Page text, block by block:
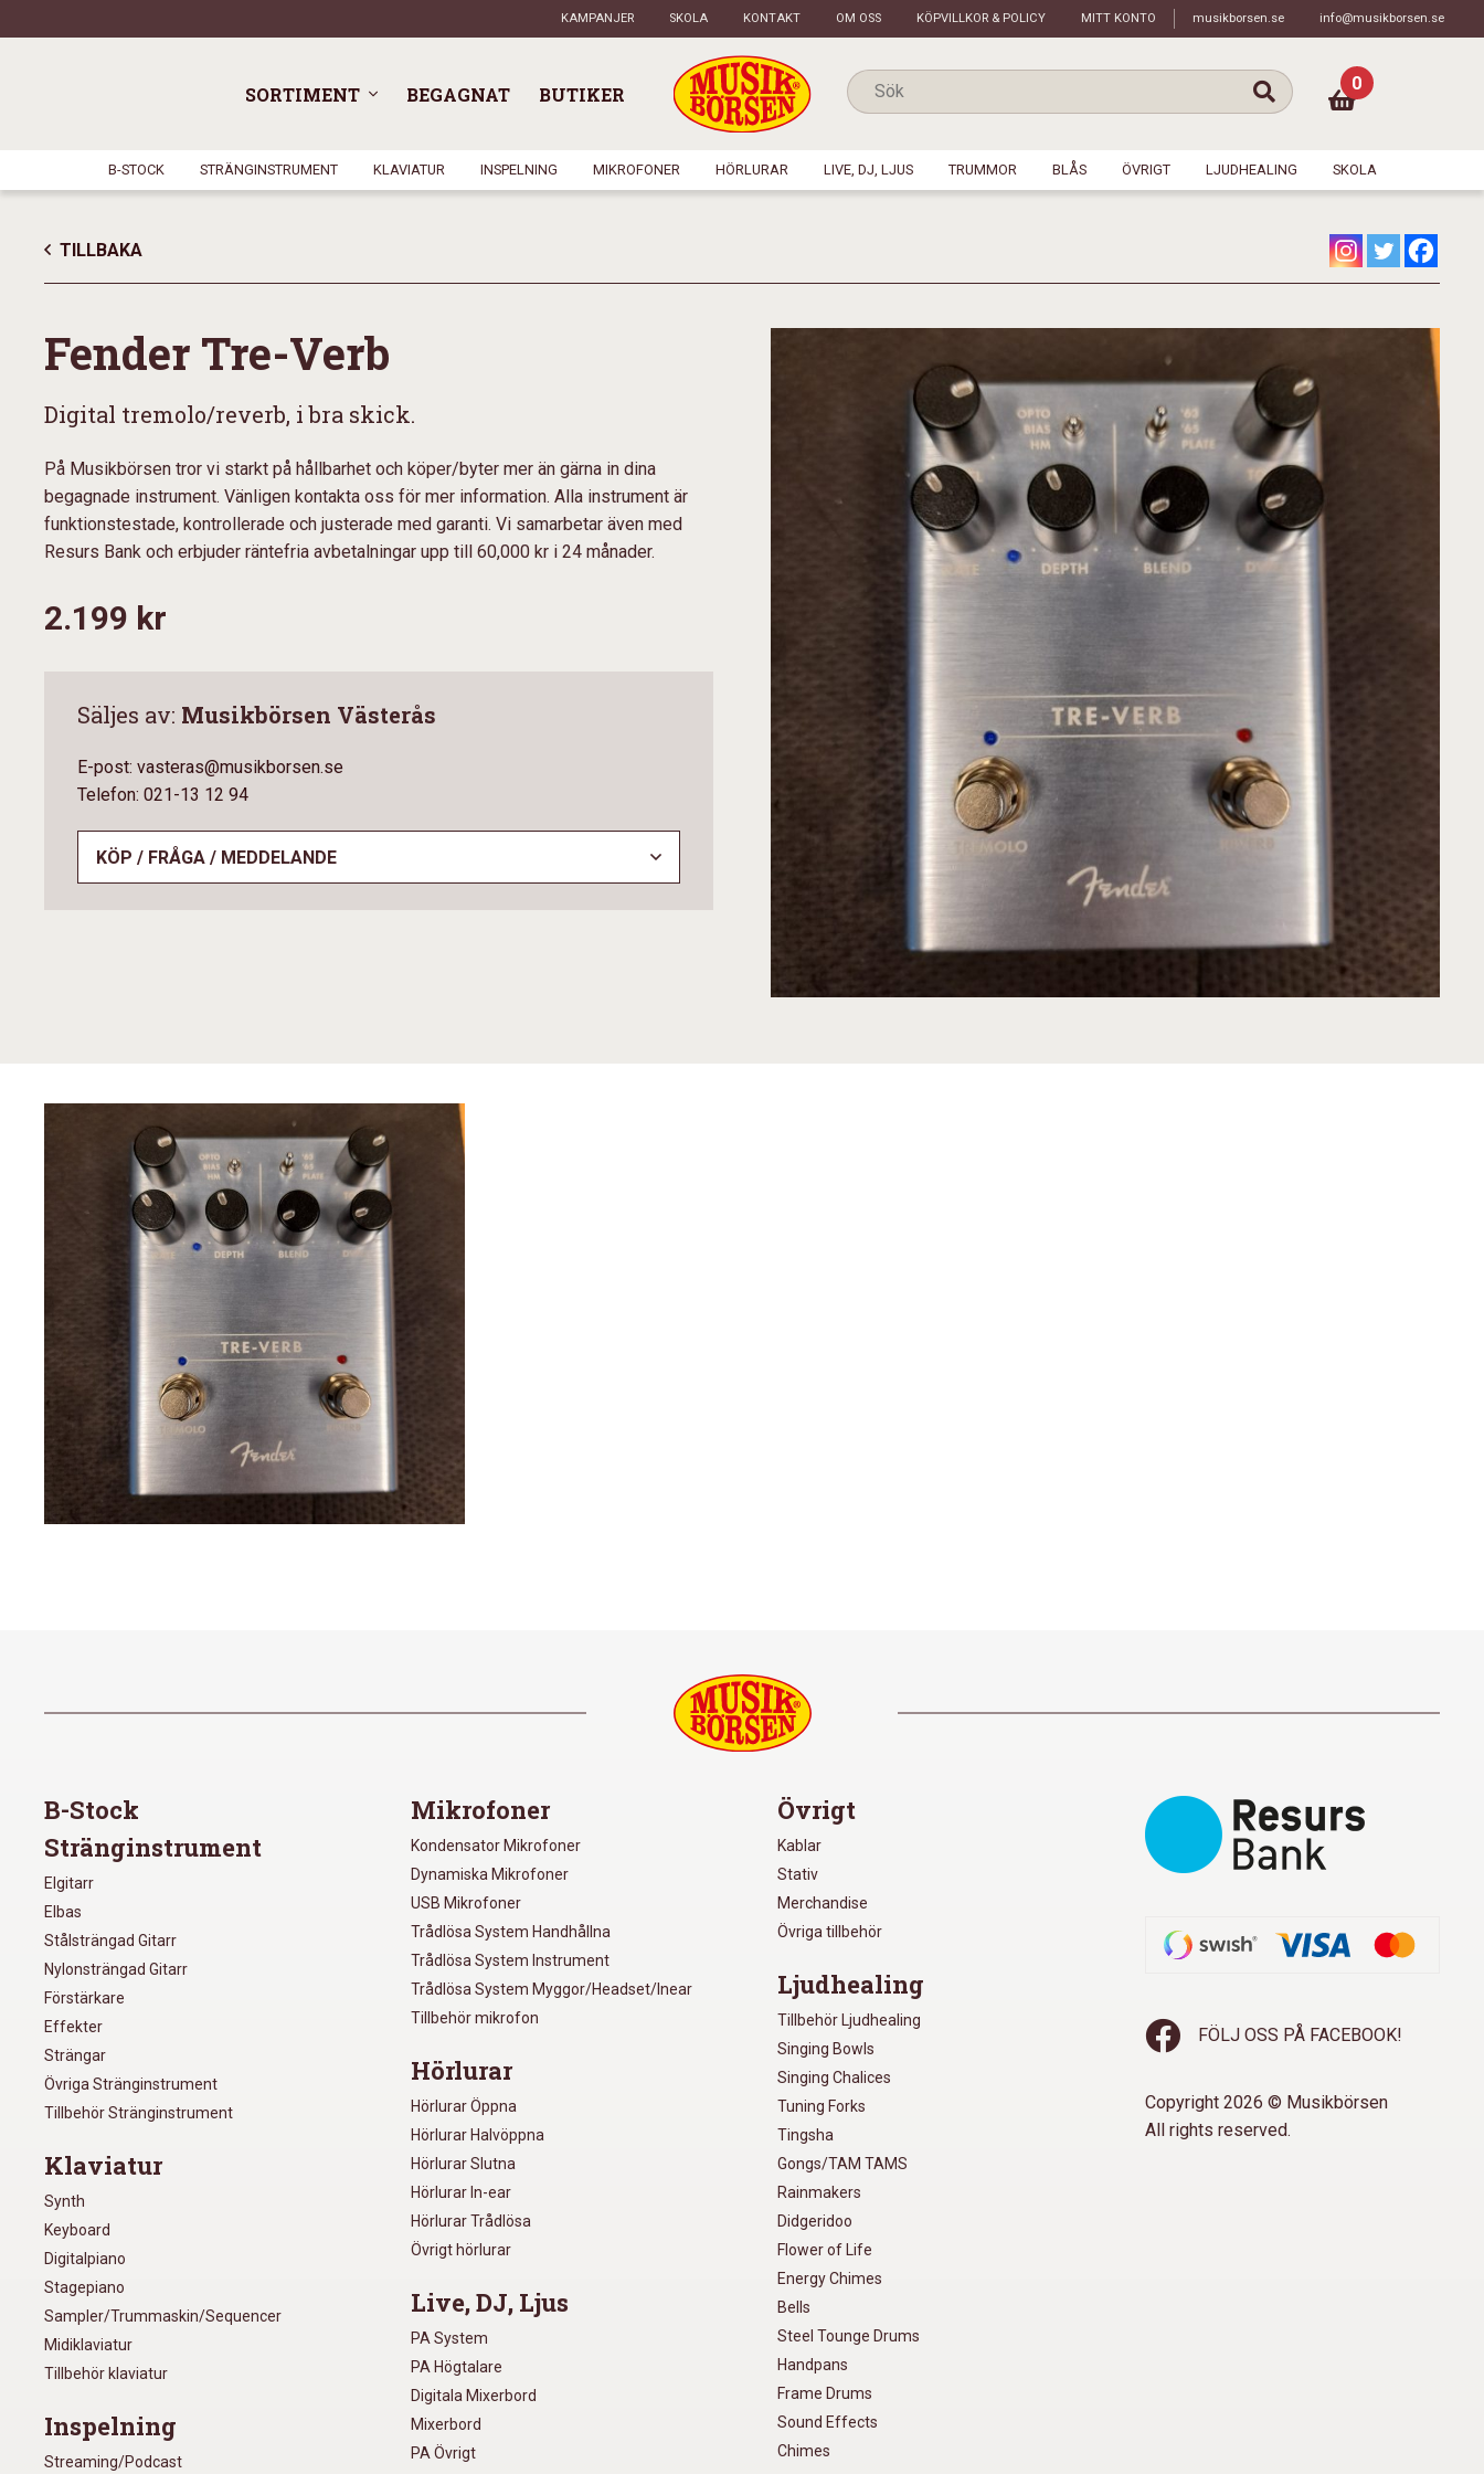
KAMPANJER SKOLA KONTAKT OM OSS KÖPVILLKOR & POLICY MITT KONTO musikborsen.se info@musikborsen.se
SORTIMENT BEGAGNAT BUTIKER 0
B-STOCK STRÄNGINSTRUMENT KLAVIATUR INSPELNING MIKROFONER HÖRLURAR LIVE, DJ, LJUS TRUMMOR BLÅS ÖVRIGT LJUDHEALING SKOLA
TILLBAKA
Fender Tre-Verb
Digital tremolo/reverb, i bra skick.
På Musikbörsen tror vi starkt på hållbarhet och köper/byter mer än gärna in dina
begagnade instrument. Vänligen kontakta oss för mer information. Alla instrument är
funktionstestade, kontrollerade och justerade med garanti. Vi samarbetar även med
Resurs Bank och erbjuder räntefria avbetalningar upp till 60,000 kr i 24 månader.
2.199 kr
Säljes av: Musikbörsen Västerås
E-post: vasteras@musikborsen.se
Telefon: 021-13 12 94
KÖP / FRÅGA / MEDDELANDE
B-Stock
Stränginstrument
Elgitarr
Elbas
Stålsträngad Gitarr
Nylonsträngad Gitarr
Förstärkare
Effekter
Strängar
Övriga Stränginstrument
Tillbehör Stränginstrument
Klaviatur
Synth
Keyboard
Digitalpiano
Stagepiano
Sampler/Trummaskin/Sequencer
Midiklaviatur
Tillbehör klaviatur
Inspelning
Streaming/Podcast
Mikrofoner
Kondensator Mikrofoner
Dynamiska Mikrofoner
USB Mikrofoner
Trådlösa System Handhållna
Trådlösa System Instrument
Trådlösa System Myggor/Headset/Inear
Tillbehör mikrofon
Hörlurar
Hörlurar Öppna
Hörlurar Halvöppna
Hörlurar Slutna
Hörlurar In-ear
Hörlurar Trådlösa
Övrigt hörlurar
Live, DJ, Ljus
PA System
PA Högtalare
Digitala Mixerbord
Mixerbord
PA Övrigt
Övrigt
Kablar
Stativ
Merchandise
Övriga tillbehör
Ljudhealing
Tillbehör Ljudhealing
Singing Bowls
Singing Chalices
Tuning Forks
Tingsha
Gongs/TAM TAMS
Rainmakers
Didgeridoo
Flower of Life
Energy Chimes
Bells
Steel Tounge Drums
Handpans
Frame Drums
Sound Effects
Chimes
FÖLJ OSS PÅ FACEBOOK!
Copyright 2026 © Musikbörsen
All rights reserved.